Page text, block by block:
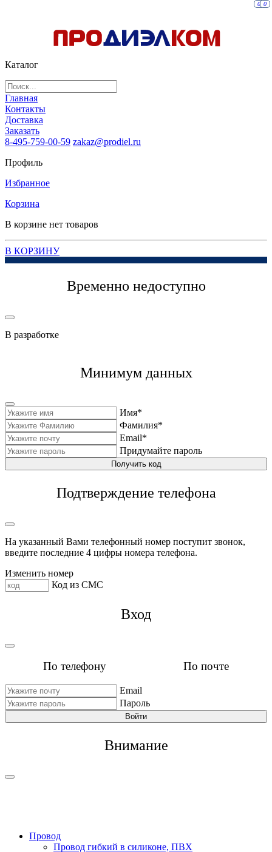
Каталог
Главная
Контакты
Доставка
Заказать
8-495-759-00-59 zakaz@prodiel.ru
Профиль
Избранное
0
Корзина
0
В корзине нет товаров
В КОРЗИНУ
Временно недоступно
В разработке
Минимум данных
Имя*
Фамилия*
Email*
Придумайте пароль
Получить код
Подтверждение телефона
На указанный Вами телефонный номер поступит звонок,
введите последние 4 цифры номера телефона.
Изменить номер
Код из СМС
Вход
По телефону По почте
Email
Пароль
Войти
Внимание
Провод
Провод гибкий в силиконе, ПВХ